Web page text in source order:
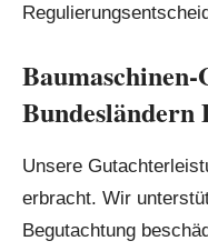
Bundesländern
Unsere
erbracht. Wir
Begutachtung